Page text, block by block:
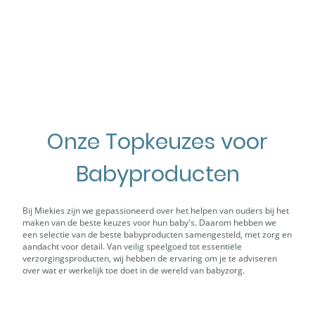
Onze Topkeuzes voor
Babyproducten
Bij Miekies zijn we gepassioneerd over het helpen van ouders bij het
maken van de beste keuzes voor hun baby's. Daarom hebben we
een selectie van de beste babyproducten samengesteld, met zorg en
aandacht voor detail. Van veilig speelgoed tot essentiële
verzorgingsproducten, wij hebben de ervaring om je te adviseren
over wat er werkelijk toe doet in de wereld van babyzorg.